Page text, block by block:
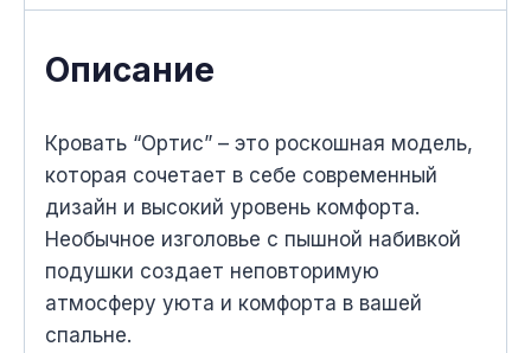
Описание
Кровать “Ортис” – это роскошная модель,
которая сочетает в себе современный
дизайн и высокий уровень комфорта.
Необычное изголовье с пышной набивкой
подушки создает неповторимую
атмосферу уюта и комфорта в вашей
спальне.